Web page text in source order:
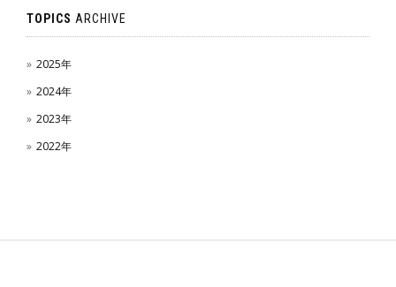
TOPICS ARCHIVE
2025年
2024年
2023年
2022年